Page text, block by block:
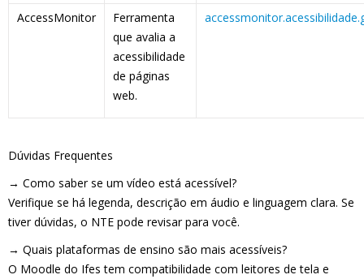
AccessMonitor
Ferramenta
que avalia a
acessibilidade
de páginas
web.
Dúvidas Frequentes
→ Como saber se um vídeo está acessível?
Verifique se há legenda, descrição em áudio e linguagem clara. Se
tiver dúvidas, o NTE pode revisar para você.
→ Quais plataformas de ensino são mais acessíveis?
O Moodle do Ifes tem compatibilidade com leitores de tela e